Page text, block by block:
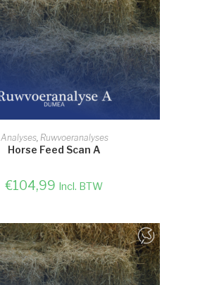
SELECTEER OPTIE
Analyses, Ruwvoeranalyses
Horse Feed Scan A
€104,99 Incl. BTW